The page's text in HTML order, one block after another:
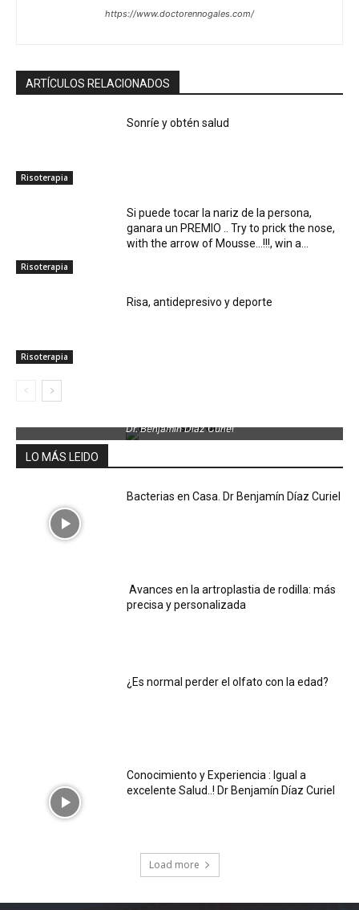
https://www.doctorennogales.com/
ARTÍCULOS RELACIONADOS
Risoterapia
Sonríe y obtén salud
Risoterapia
Si puede tocar la nariz de la persona,
ganara un PREMIO .. Try to prick the nose,
with the arrow of Mousse…!!!, win a...
Risoterapia
Risa, antidepresivo y deporte
Dr. Benjamin Díaz Curiel
LO MÁS LEIDO
Bacterias en Casa. Dr Benjamín Díaz Curiel
Avances en la artroplastia de rodilla: más
precisa y personalizada
¿Es normal perder el olfato con la edad?
Conocimiento y Experiencia : Igual a
excelente Salud..! Dr Benjamín Díaz Curiel
Load more